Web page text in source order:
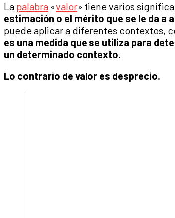
La palabra «valor» tiene varios
estimación o el mérito que se le da a
puede aplicar a diferentes contextos,
es una medida que se utiliza para
un determinado contexto.
Lo contrario de valor es desprecio.